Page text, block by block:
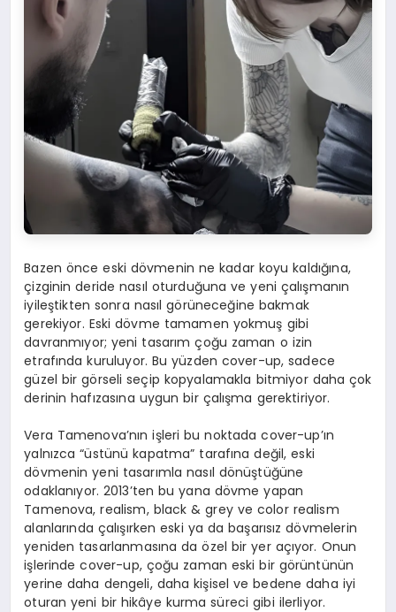
Bazen önce eski dövmenin ne kadar koyu kaldığına,
çizginin deride nasıl oturduğuna ve yeni çalışmanın
iyileştikten sonra nasıl görüneceğine bakmak
gerekiyor. Eski dövme tamamen yokmuş gibi
davranmıyor; yeni tasarım çoğu zaman o izin
etrafında kuruluyor. Bu yüzden cover-up, sadece
güzel bir görseli seçip kopyalamakla bitmiyor daha çok
derinin hafızasına uygun bir çalışma gerektiriyor.
Vera Tamenova’nın işleri bu noktada cover-up’ın
yalnızca “üstünü kapatma” tarafına değil, eski
dövmenin yeni tasarımla nasıl dönüştüğüne
odaklanıyor. 2013’ten bu yana dövme yapan
Tamenova, realism, black & grey ve color realism
alanlarında çalışırken eski ya da başarısız dövmelerin
yeniden tasarlanmasına da özel bir yer açıyor. Onun
işlerinde cover-up, çoğu zaman eski bir görüntünün
yerine daha dengeli, daha kişisel ve bedene daha iyi
oturan yeni bir hikâye kurma süreci gibi ilerliyor.